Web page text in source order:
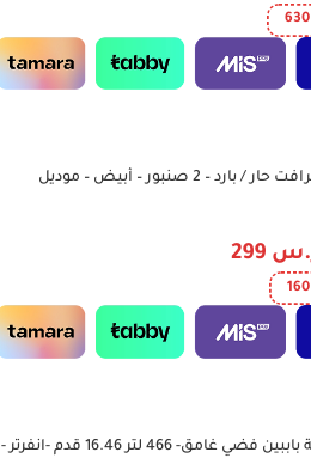
برادة مياه كرافت حار / بارد – 2 صنبور – أبيض – موديل
299
كرافت ثلاجة باببين فضي غامق- 466 لتر 16.46 قدم -انفرتر -